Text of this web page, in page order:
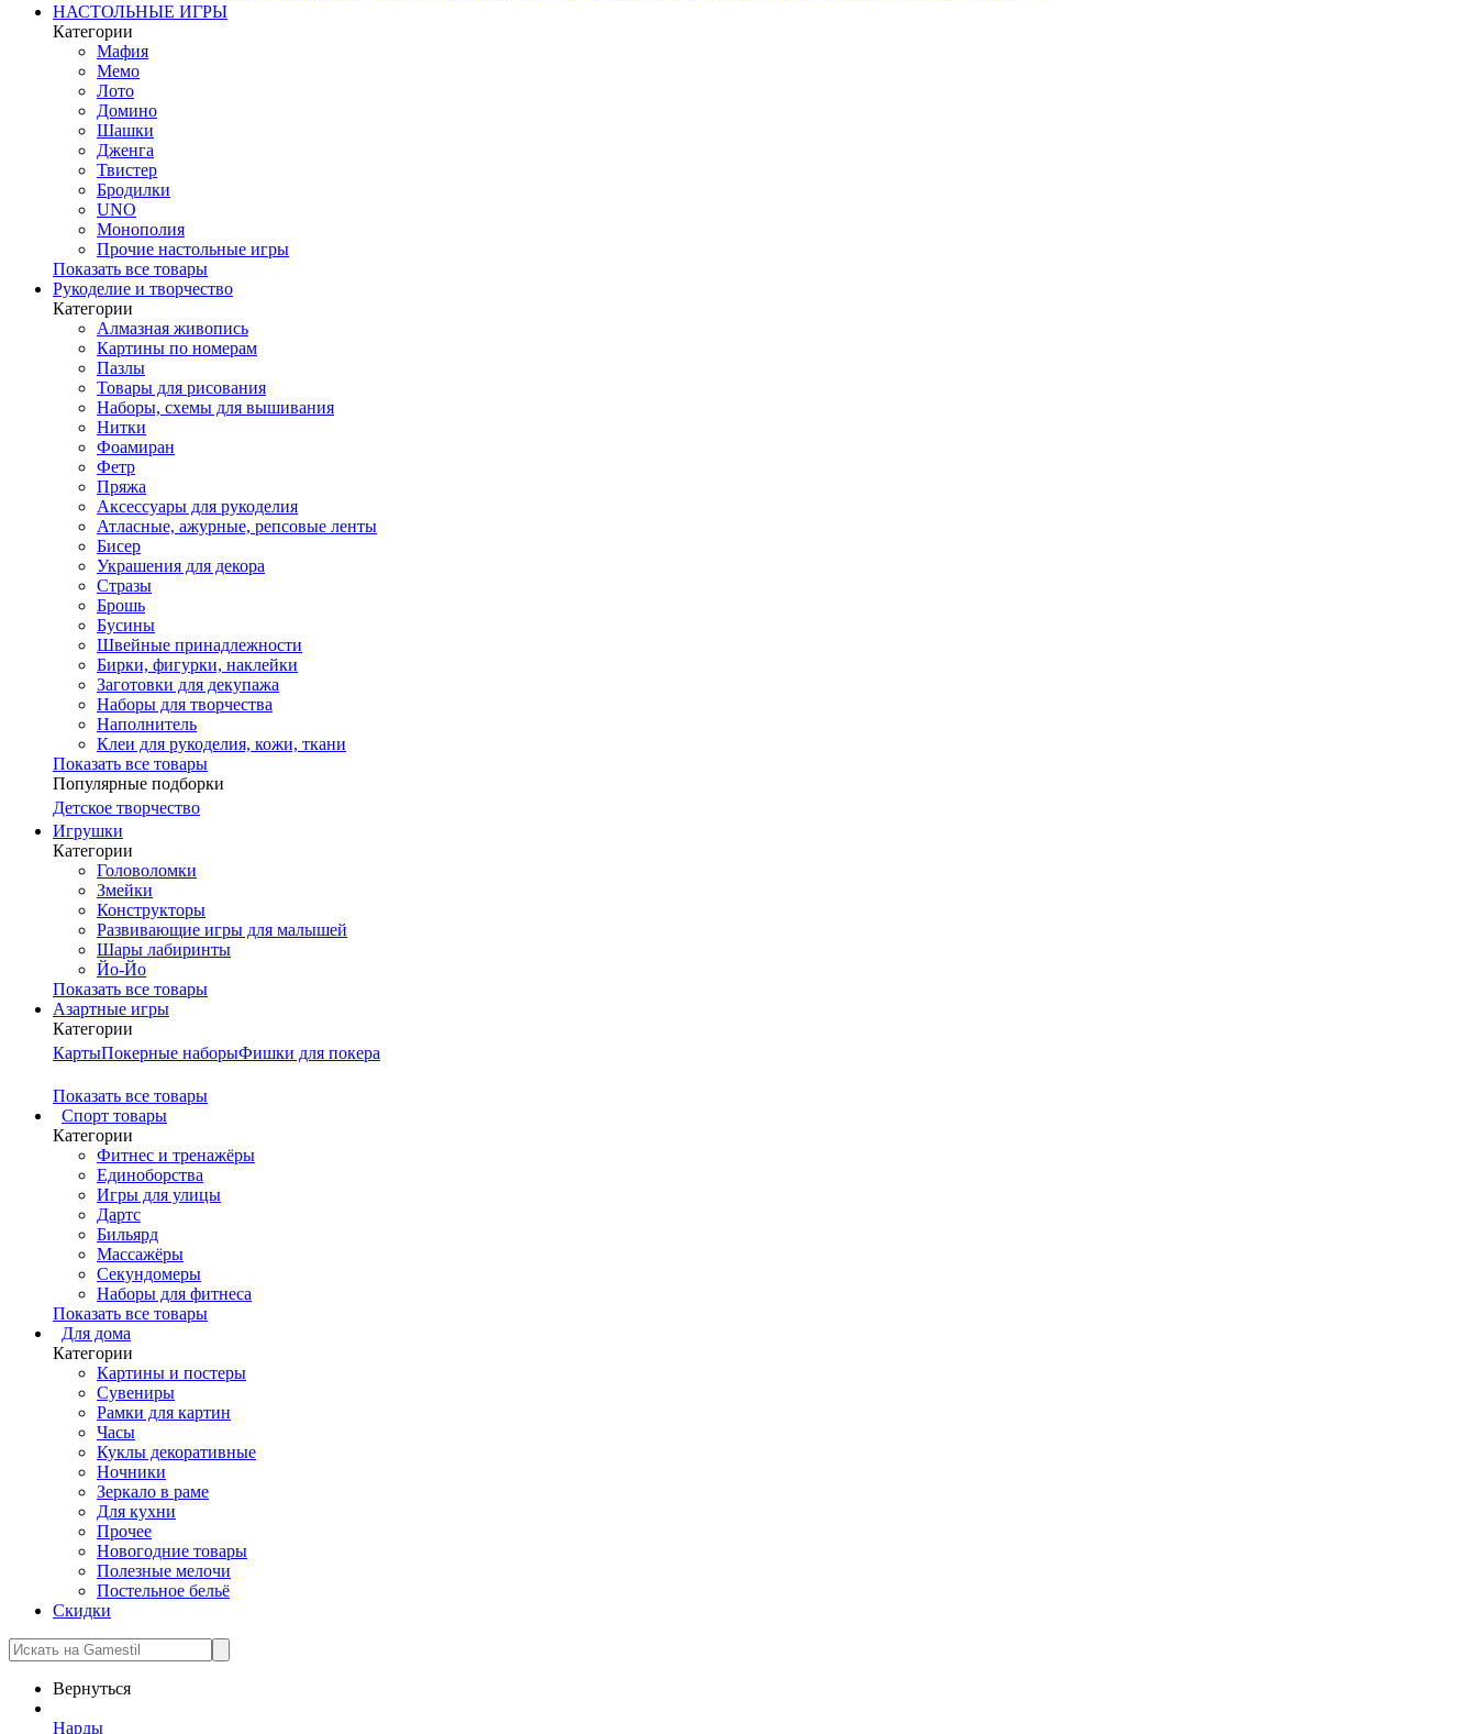
НАСТОЛЬНЫЕ ИГРЫ
Категории
Мафия
Мемо
Лото
Домино
Шашки
Дженга
Твистер
Бродилки
UNO
Монополия
Прочие настольные игры
Показать все товары
Рукоделие и творчество
Категории
Алмазная живопись
Картины по номерам
Пазлы
Товары для рисования
Наборы, схемы для вышивания
Нитки
Фоамиран
Фетр
Пряжа
Аксессуары для рукоделия
Атласные, ажурные, репсовые ленты
Бисер
Украшения для декора
Стразы
Брошь
Бусины
Швейные принадлежности
Бирки, фигурки, наклейки
Заготовки для декупажа
Наборы для творчества
Наполнитель
Клеи для рукоделия, кожи, ткани
Показать все товары
Популярные подборки
Детское творчество
Игрушки
Категории
Головоломки
Змейки
Конструкторы
Развивающие игры для малышей
Шары лабиринты
Йо-Йо
Показать все товары
Азартные игры
Категории
КартыПокерные наборыФишки для покера
Показать все товары
Cпорт товары
Категории
Фитнес и тренажёры
Единоборства
Игры для улицы
Дартс
Бильярд
Массажёры
Секундомеры
Наборы для фитнеса
Показать все товары
Для дома
Категории
Картины и постеры
Сувениры
Рамки для картин
Часы
Куклы декоративные
Ночники
Зеркало в раме
Для кухни
Прочее
Новогодние товары
Полезные мелочи
Постельное бельё
Скидки
Вернуться
Нарды